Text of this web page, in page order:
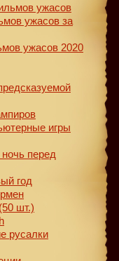
ужасов
ужасов за
ужасов 2020
игры
перед
год
шт.)
русалки